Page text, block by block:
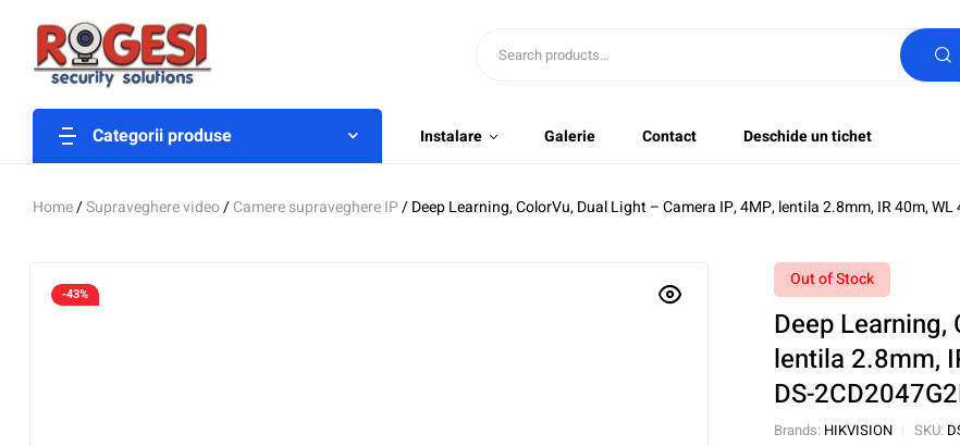
Categorii produse Instalare Galerie Contact Deschide un tichet
Home/Supraveghere video/Camere supraveghere IP/ Deep Learning, ColorVu, Dual Light – Camera IP, 4MP, lentila 2.8mm, IR 40m,
-43%
Out of Stock
Deep Learning,
lentila 2.8mm,
DS-
Brands: HIKVISION SKU: